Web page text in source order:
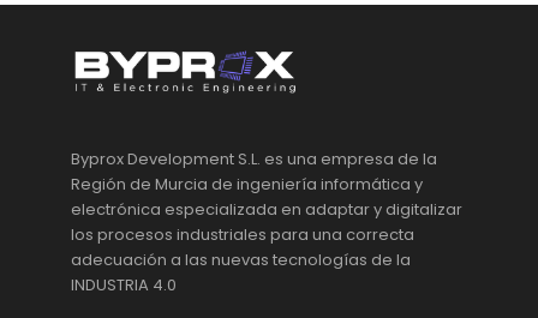
Byprox Development S.L. es una empresa de la
Región de Murcia de ingeniería informática y
electrónica especializada en adaptar y digitalizar
los procesos industriales para una correcta
adecuación a las nuevas tecnologías de la
INDUSTRIA 4.0